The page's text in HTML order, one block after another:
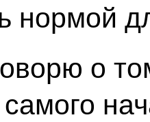
нормой
о